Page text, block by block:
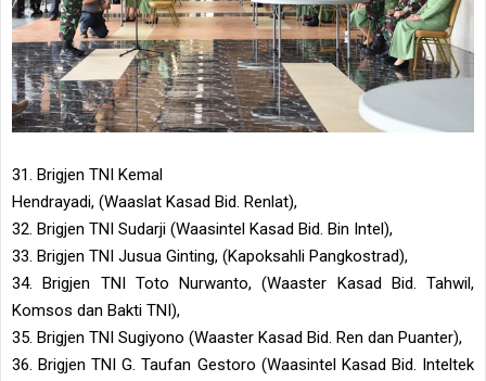
31. Brigjen TNI Kemal
Hendrayadi, (Waaslat Kasad Bid. Renlat),
32. Brigjen TNI Sudarji (Waasintel Kasad Bid. Bin Intel),
33. Brigjen TNI Jusua Ginting, (Kapoksahli Pangkostrad),
34. Brigjen TNI Toto Nurwanto, (Waaster Kasad Bid. Tahwil,
Komsos dan Bakti TNI),
35. Brigjen TNI Sugiyono (Waaster Kasad Bid. Ren dan Puanter),
36. Brigjen TNI G. Taufan Gestoro (Waasintel Kasad Bid. Inteltek